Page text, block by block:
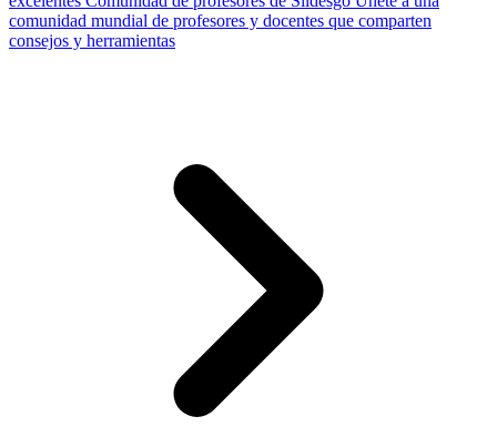
comunidad mundial de profesores y docentes que comparten
consejos y herramientas